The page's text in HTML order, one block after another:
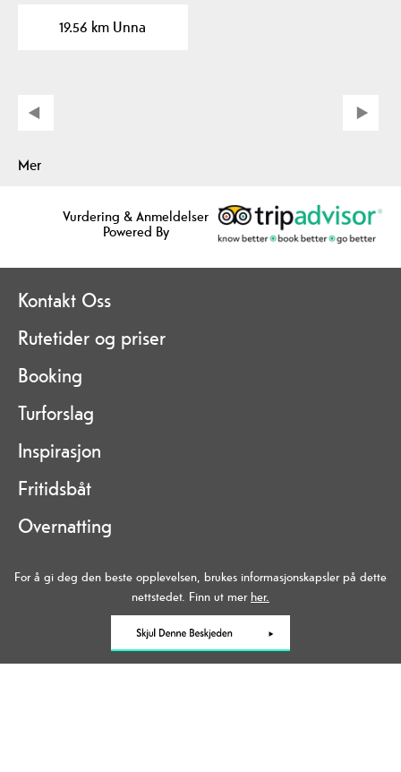
For å gi deg den beste opplevelsen, brukes informasjonskapsler på dette
nettstedet. Finn ut mer her.
19.56 km Unna
Mer
Vurdering & Anmeldelser
Powered By
Kontakt Oss
Rutetider og priser
Booking
Turforslag
Inspirasjon
Fritidsbåt
Overnatting
Data Protection Policy